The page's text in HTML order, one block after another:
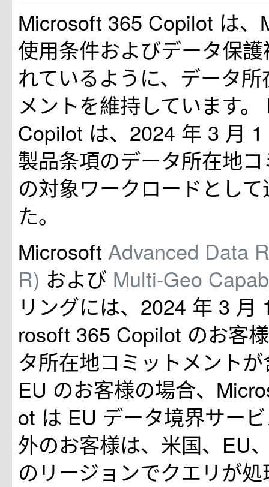
Microsoft 365 Copilot は、
使用条件およびデータ保
れているように、データ
メントを維持しています
Copilot は、2024 年 3 月
製品条項のデータ所在地
の対象ワークロードとし
た。
Microsoft Advanced Data
R) および Multi-Geo
リングには、2024 年 3 月
rosoft 365 Copilot のお客
タ所在地コミットメント
EU のお客様の場合、
ot は EU データ境界サー
外のお客様は、米国、EU
のリージョンでクエリが